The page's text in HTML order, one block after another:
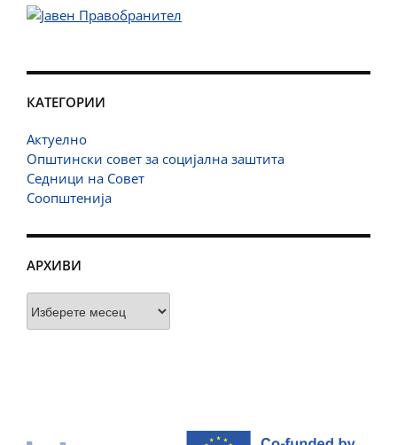
КАТЕГОРИИ
Актуелно
Општински совет за социјална заштита
Седници на Совет
Соопштенија
АРХИВИ